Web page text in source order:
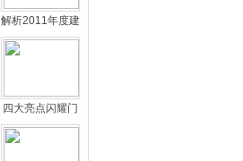
解析2011年度建
四大亮点闪耀门